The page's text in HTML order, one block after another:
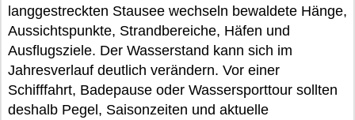
langgestreckten Stausee wechseln bewaldete Hänge,
Aussichtspunkte, Strandbereiche, Häfen und
Ausflugsziele. Der Wasserstand kann sich im
Jahresverlauf deutlich verändern. Vor einer
Schifffahrt, Badepause oder Wassersporttour sollten
deshalb Pegel, Saisonzeiten und aktuelle